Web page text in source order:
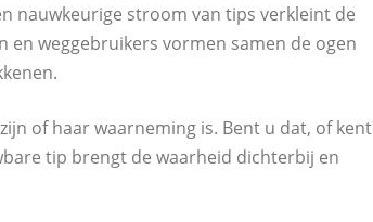
nauwkeurige stroom van tips verkleint de
weggebruikers vormen samen de ogen
of haar waarneming is. Bent u dat, of kent
tip brengt de waarheid dichterbij en